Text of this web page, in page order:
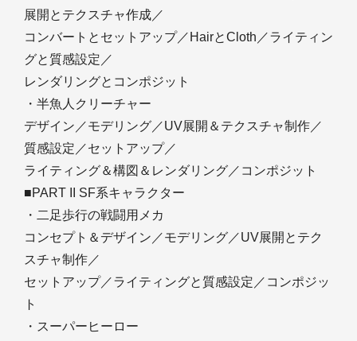
展開とテクスチャ作成／
コンバートとセットアップ／HairとCloth／ライティン
グと質感設定／
レンダリングとコンポジット
・半魚人クリーチャー
デザイン／モデリング／UV展開＆テクスチャ制作／
質感設定／セットアップ／
ライティング＆構図＆レンダリング／コンポジット
■PART II SF系キャラクター
・二足歩行の戦闘用メカ
コンセプト＆デザイン／モデリング／UV展開とテク
スチャ制作／
セットアップ／ライティングと質感設定／コンポジッ
ト
・スーパーヒーロー